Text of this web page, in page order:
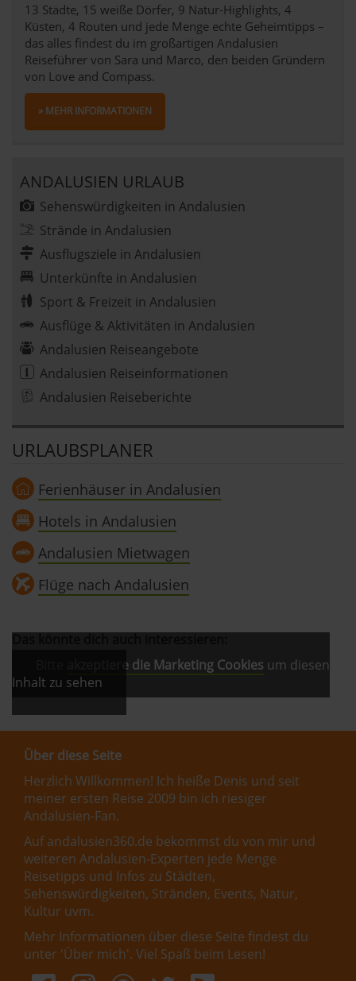
13 Städte, 15 weiße Dörfer, 9 Natur-Highlights, 4
Küsten, 4 Routen und jede Menge echte Geheimtipps –
das alles findest du im großartigen Andalusien
Reiseführer von Sara und Marco, den beiden Gründern
von Love and Compass.
» MEHR INFORMATIONEN
ANDALUSIEN URLAUB
Sehenswürdigkeiten in Andalusien
Strände in Andalusien
Ausflugsziele in Andalusien
Unterkünfte in Andalusien
Sport & Freizeit in Andalusien
Ausflüge & Aktivitäten in Andalusien
Andalusien Reiseangebote
Andalusien Reiseinformationen
Andalusien Reiseberichte
URLAUBSPLANER
Ferienhäuser in Andalusien
Hotels in Andalusien
Andalusien Mietwagen
Flüge nach Andalusien
akzeptiere die Marketing Cookies um diesen
Inhalt zu sehen
Über diese Seite
Herzlich Willkommen! Ich heiße Denis und seit
meiner ersten Reise 2009 bin ich riesiger
Andalusien-Fan.
Auf andalusien360.de bekommst du von mir und
weiteren Andalusien-Experten jede Menge
Reisetipps und Infos zu Städten,
Sehenswürdigkeiten, Stränden, Events, Natur,
Kultur uvm.
Mehr Informationen über diese Seite findest du
unter 'Über mich'. Viel Spaß beim Lesen!